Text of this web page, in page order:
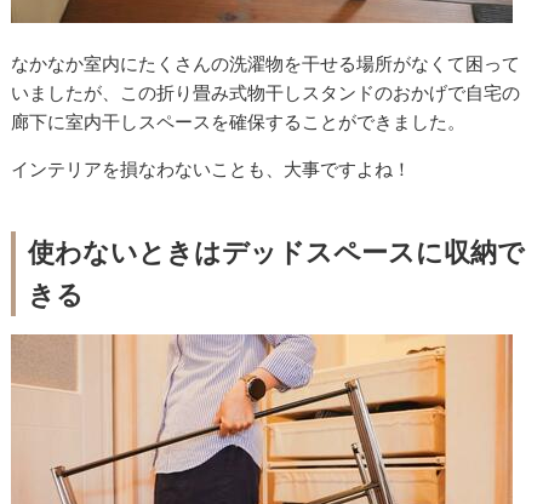
なかなか室内にたくさんの洗濯物を干せる場所がなくて困って
いましたが、この折り畳み式物干しスタンドのおかげで自宅の
廊下に室内干しスペースを確保することができました。
インテリアを損なわないことも、大事ですよね！
使わないときはデッドスペースに収納で
きる